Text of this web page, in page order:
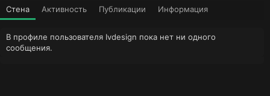
Стена Активность Публикации Информация
В профиле пользователя Ivdesign пока нет ни одного
сообщения.